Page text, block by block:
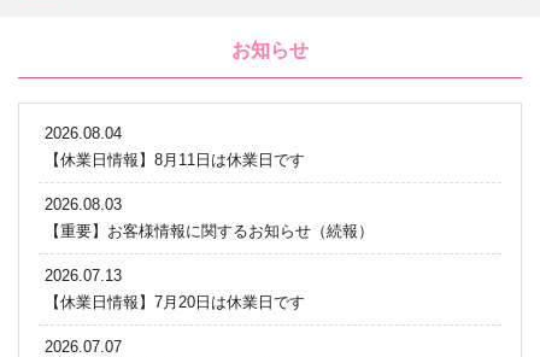
お知らせ
2026.08.04
【休業日情報】8月11日は休業日です
2026.08.03
【重要】お客様情報に関するお知らせ（続報）
2026.07.13
【休業日情報】7月20日は休業日です
2026.07.07